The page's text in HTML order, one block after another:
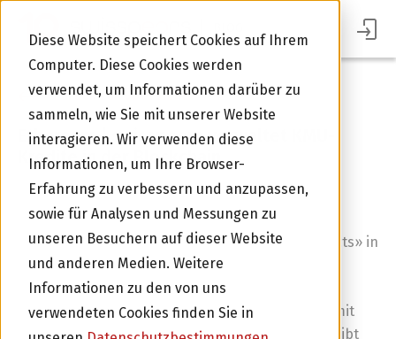
Diese Website speichert Cookies auf Ihrem
Computer. Diese Cookies werden
verwendet, um Informationen darüber zu
sammeln, wie Sie mit unserer Website
interagieren. Wir verwenden diese
Informationen, um Ihre Browser-
Erfahrung zu verbessern und anzupassen,
sowie für Analysen und Messungen zu
unseren Besuchern auf dieser Website
und anderen Medien. Weitere
Informationen zu den von uns
verwendeten Cookies finden Sie in
Im Portal Anmelden
Zurück zur Übersicht
Ethereum | swisspeers verwaltet KMU-
Kredite in der Blockchain
Swisspeers wird als einer der ersten
Finanzintermediäre überhaupt Kredite zwischen
Unternehmen und Investoren als «Smart Contracts» in
der Ethereum- Blockchain bewirtschaften und
Gläubigeransprüche mittels Tokens abbilden.
Transaktionen rund um KMU-Kredite werden damit
einfacher, schneller und sicherer. Gleichzeitig bleibt